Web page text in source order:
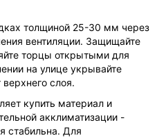
толщиной 25-30 мм через
вентиляции. Защищайте
торцы открытыми для
на улице укрывайте
слоя.
купить материал и
акклиматизации -
стабильна. Для